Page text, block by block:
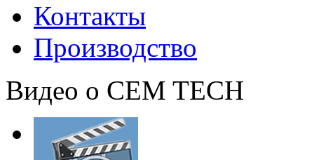
Контакты
Производство
Видео о CEM TECH